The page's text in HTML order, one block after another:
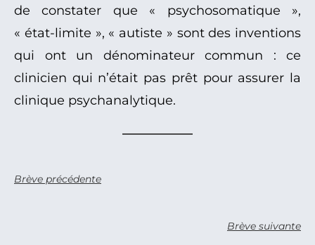
de constater que « psychosomatique »,
« état-limite », « autiste » sont des inventions
qui ont un dénominateur commun : ce
clinicien qui n’était pas prêt pour assurer la
clinique psychanalytique.
Brève précédente
Brève suivante